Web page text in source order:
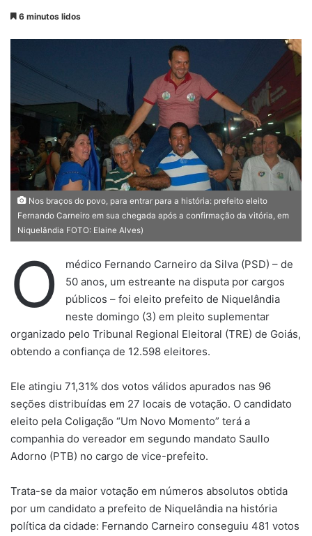
e
m
a
6 minutos lidos
Nos braços do povo, para entrar para a história: prefeito eleito
Fernando Carneiro em sua chegada após a confirmação da vitória, em
Niquelândia FOTO: Elaine Alves)
O
médico Fernando Carneiro da Silva (PSD) – de
50 anos, um estreante na disputa por cargos
públicos – foi eleito prefeito de Niquelândia
neste domingo (3) em pleito suplementar
organizado pelo Tribunal Regional Eleitoral (TRE) de Goiás,
obtendo a confiança de 12.598 eleitores.
Ele atingiu 71,31% dos votos válidos apurados nas 96
seções distribuídas em 27 locais de votação. O candidato
eleito pela Coligação “Um Novo Momento” terá a
companhia do vereador em segundo mandato Saullo
Adorno (PTB) no cargo de vice-prefeito.
Trata-se da maior votação em números absolutos obtida
por um candidato a prefeito de Niquelândia na história
política da cidade: Fernando Carneiro conseguiu 481 votos